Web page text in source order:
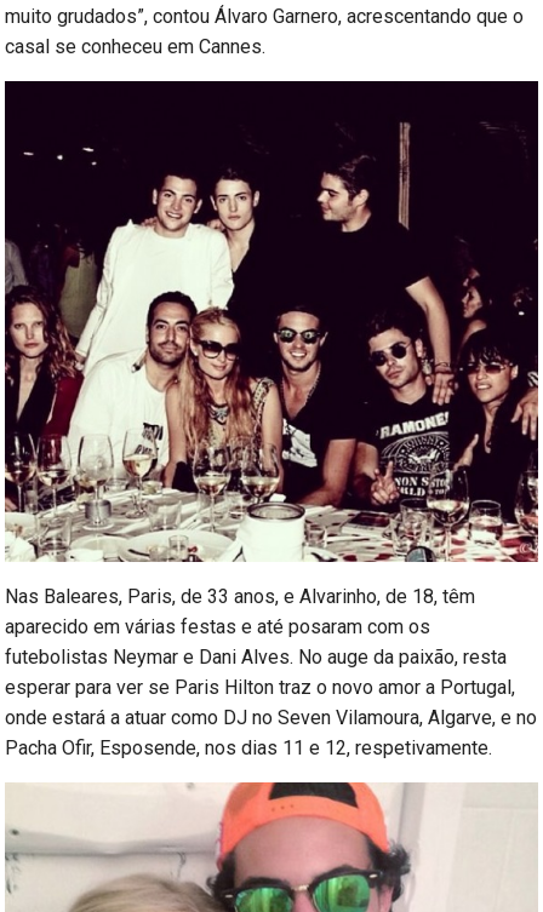
muito grudados”, contou Álvaro Garnero, acrescentando que o
casal se conheceu em Cannes.
Nas Baleares, Paris, de 33 anos, e Alvarinho, de 18, têm
aparecido em várias festas e até posaram com os
futebolistas Neymar e Dani Alves. No auge da paixão, resta
esperar para ver se Paris Hilton traz o novo amor a Portugal,
onde estará a atuar como DJ no Seven Vilamoura, Algarve, e no
Pacha Ofir, Esposende, nos dias 11 e 12, respetivamente.